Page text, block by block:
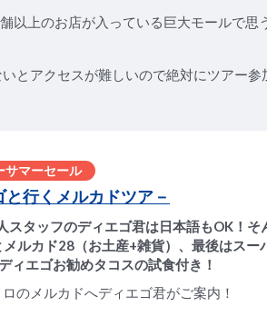
以上のお店が入っている巨大モールで思
とアクセスが難しいので絶対にツアー参
サマーセール
と行くメルカドツア－
スタッフのディエゴ君は日本語もOK！
メルカド28（お土産+雑貨）、最後はス
ィエゴお勧めタコスの試食付き！
のメルカドへディエゴ君がご案内！